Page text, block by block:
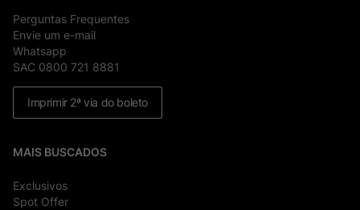
Perguntas Frequentes
Envie um e-mail
Whatsapp
SAC 0800 721 8881
Imprimir 2ª via do boleto
MAIS BUSCADOS
Exclusivos
Spot Offer